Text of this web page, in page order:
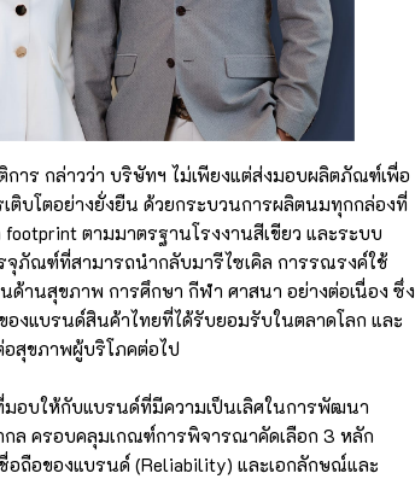
ร กล่าวว่า บริษัทฯ ไม่เพียงแต่ส่งมอบผลิตภัณฑ์เพื่อ
บโตอย่างยั่งยืน ด้วยกระบวนการผลิตนมทุกกล่องที่
ตามมาตรฐานโรงงานสีเขียว และระบบ
ภัณฑ์ที่สามารถนำกลับมารีไซเคิล การรณรงค์ใช้
ด้านสุขภาพ การศึกษา กีฬา ศาสนา อย่างต่อเนื่อง ซึ่ง
องแบรนด์สินค้าไทยที่ได้รับยอมรับในตลาดโลก และ
สุขภาพผู้บริโภคต่อไป
มอบให้กับแบรนด์ที่มีความเป็นเลิศในการพัฒนา
ล ครอบคลุมเกณฑ์การพิจารณาคัดเลือก 3 หลัก
ถือของแบรนด์ (Reliability) และเอกลักษณ์และ